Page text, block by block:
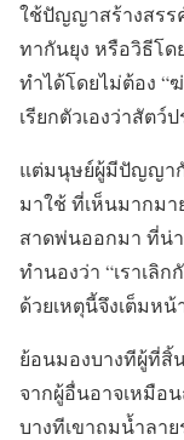
ใช้ปัญญาสร้างสรร
ทากันยุง หรือวิธีโด
ทำได้โดยไม่ต้อง
เรียกตัวเองว่าสัตว์
แต่มนุษย์ผู้มีปัญญา
มาใช้ ที่เห็นมากม
สาดพ่นออกมา ที่น่
ทำนองว่า “เราเลิ
ด้วยเหตุนี้จึงเต็มห
ย้อนมองบางทีผู้ที่
จากผู้อื่นอาจเหมือ
บางทีเขาถมน้ำลา